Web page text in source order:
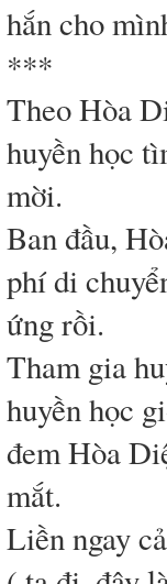
hắn cho
***
Theo Hòa
huyền học
mời.
Ban đầu,
phí di
ứng rồi.
Tham gia
huyền học
đem Hòa
mắt.
Liền ngay